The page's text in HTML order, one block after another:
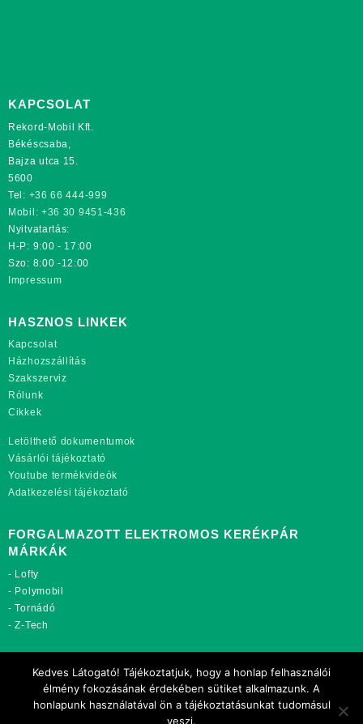
KAPCSOLAT
Rekord-Mobil Kft.
Békéscsaba,
Bajza utca 15.
5600
Tel: +36 66 444-999
Mobil: +36 30 9451-436
Nyitvatartás:
H-P: 9:00 - 17:00
Szo: 8:00 -12:00
Impressum
HASZNOS LINKEK
Kapcsolat
Házhozszállítás
Szakszerviz
Rólunk
Cikkek
Letölthető dokumentumok
Vásárlói tájékoztató
Youtube termékvideók
Adatkezelési tájékoztató
FORGALMAZOTT ELEKTROMOS KERÉKPÁR
MÁRKÁK
- Lofty
- Polymobil
-Tornádó
-Z-Tech
rekordmobil.hu
rekordmotor.hu
motorkerekparalkatreszek.hu
Kedves Látogató! Tájékoztatjuk, hogy a honlap felhasználói
élmény fokozásának érdekében sütiket alkalmazunk. A
honlapunk használatával ön a tájékoztatásunkat tudomásul
veszi.